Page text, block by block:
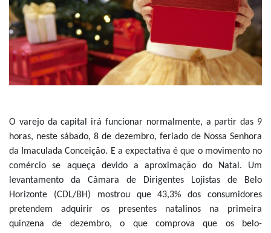
O varejo da capital irá funcionar normalmente, a partir das 9
horas, neste sábado, 8 de dezembro, feriado de Nossa Senhora
da Imaculada Conceição. E a expectativa é que o movimento no
comércio se aqueça devido a aproximação do Natal. Um
levantamento da Câmara de Dirigentes Lojistas de Belo
Horizonte (CDL/BH) mostrou que 43,3% dos consumidores
pretendem adquirir os presentes natalinos na primeira
quinzena de dezembro, o que comprova que os belo-